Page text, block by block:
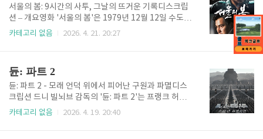
헤치는 용기 있는 서사를 보여줍니다. 풍수사, 장의사,
무당이라는 기묘한 조합이 만들어내는 시너지는 관객
들로 하여금 미지의 세계에 대한 경외감과 함께 잊고 있
었던 민족적 정체성을 환기시키게 합니다.🎞️ 줄거리미
의 장..
서울의 봄: 9시간의 사투, 그날의 뜨거운 기록디스크립
션 – 개요영화 '서울의 봄'은 1979년 12월 12일 수도
서울에서 발생한 신군부 세력의 반란을 막기 위한 일촉
공감을 자아냈습니다. 단순히 과거의 사건을 재현하는
것에 그치지 않고, 권력을 탐하는 인간의 탐욕과 신념을
지키려는 군인정신 사이의 팽팽한 대립을 스릴러적 연
출로 풀어내어 전 세대에게 묵직한 질문을 던집니다. 왜
우리가 이 역사를 잊지 말아야 하는지, 그리고 '실패한
카테고리 없음 2026. 4. 21. 20:27
듄: 파트 2
듄: 파트 2 - 모래 언덕 위에서 피어난 구원과 파멸디스
크립션 드니 빌뇌브 감독의 '듄: 파트 2'는 프랭크 허버
트의 전설적인 SF 소설을 스크린 위에 가장 완벽하게
카테고리 없음 2026. 4. 19. 20:40